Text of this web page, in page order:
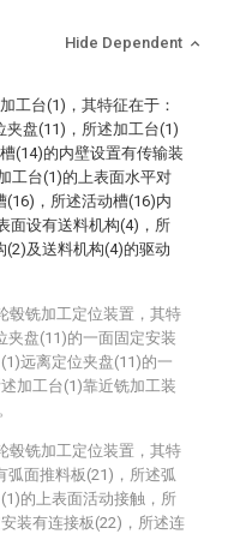
Hide Dependent
工台(1)，其特征在于：
夹盘(11)，所述加工台(1)
(14)的内壁设置有传输装
工台(1)的上表面水平对
，所述活动槽(16)内
面设有送料机构(4)，所
(2)及送料机构(4)的驱动
毂铣加工定位装置，其特
夹盘(11)的一面固定安装
远离定位夹盘(11)的一
加工台(1)靠近铣加工装
毂铣加工定位装置，其特
弧面推料板(21)，所述弧
的上表面活动接触，所
装有连接板(22)，所述连